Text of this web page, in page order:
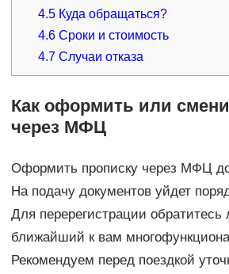
4.5 Куда обращаться?
4.6 Сроки и стоимость
4.7 Случаи отказа
Как оформить или
через МФЦ
Оформить прописку через МФЦ
На подачу документов уйдет
Для перерегистрации обратитесь
ближайший к вам
Рекомендуем перед поездкой